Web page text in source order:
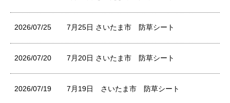
2026/07/25 7月25日 さいたま市 防草シート
2026/07/20 7月20日 さいたま市 防草シート
2026/07/19 7月19日 さいたま市 防草シート